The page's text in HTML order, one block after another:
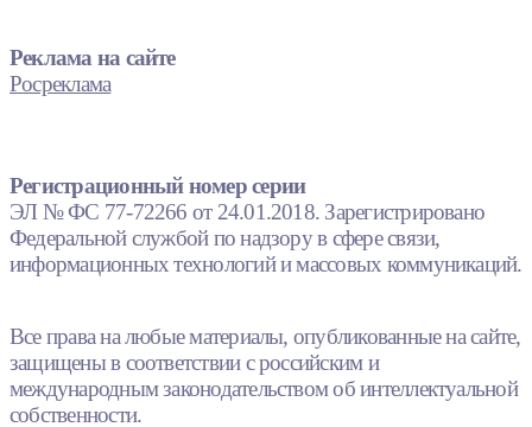
Реклама на сайте
Росреклама
Регистрационный номер серии
ЭЛ № ФС 77-72266 от 24.01.2018. Зарегистрировано
Федеральной службой по надзору в сфере связи,
информационных технологий и массовых коммуникаций.
Все права на любые материалы, опубликованные на сайте,
защищены в соответствии с российским и
международным законодательством об интеллектуальной
собственности.